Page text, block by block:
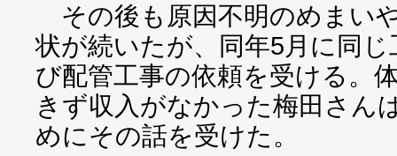
その後も原因不明のめまい
状が続いたが、同年5月に同
び配管工事の依頼を受ける。
きず収入がなかった梅田さん
めにその話を受けた。